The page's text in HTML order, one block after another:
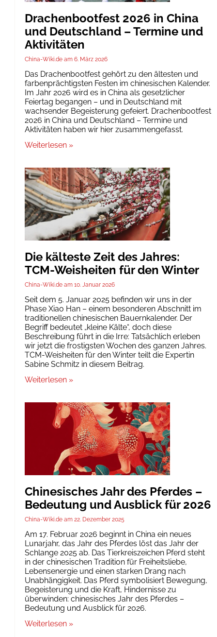
Drachenbootfest 2026 in China
und Deutschland – Termine und
Aktivitäten
China-Wiki.de 6. März 2026
Das Drachenbootfest gehört zu den ältesten und
farbenprächtigsten Festen im chinesischen Kalender.
Im Jahr 2026 wird es in China als gesetzlicher
Feiertag begangen – und in Deutschland mit
wachsender Begeisterung gefeiert. Drachenbootfest
2026 in China und Deutschland – Termine und
Aktivitäten haben wir hier zusammengefasst.
Weiterlesen »
Die kälteste Zeit des Jahres:
TCM-Weisheiten für den Winter
China-Wiki.de 10. Januar 2026
Seit dem 5. Januar 2025 befinden wir uns in der
Phase Xiao Han – einem besonderen Abschnitt im
traditionellen chinesischen Bauernkalender. Der
Begriff bedeutet „kleine Kälte“, doch diese
Beschreibung führt in die Irre: Tatsächlich erleben
wir jetzt die frostigsten Wochen des ganzen Jahres.
TCM-Weisheiten für den Winter teilt die Expertin
Sabine Schmitz in diesem Beitrag.
Weiterlesen »
Chinesisches Jahr des Pferdes –
Bedeutung und Ausblick für 2026
China-Wiki.de 22. Dezember 2025
Am 17. Februar 2026 beginnt in China ein neues
Lunarjahr, das Jahr des Pferdes löst das Jahr der
Schlange 2025 ab. Das Tierkreiszeichen Pferd steht
in der chinesischen Tradition für Freiheitsliebe,
Lebensenergie und einen starken Drang nach
Unabhängigkeit. Das Pferd symbolisiert Bewegung,
Begeisterung und die Kraft, Hindernisse zu
überwinden: chinesisches Jahr des Pferdes –
Bedeutung und Ausblick für 2026.
Weiterlesen »